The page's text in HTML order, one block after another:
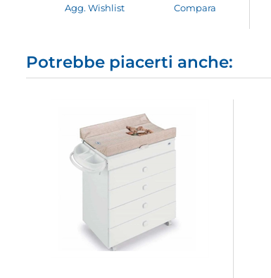
Agg. Wishlist Compara
Potrebbe piacerti anche: